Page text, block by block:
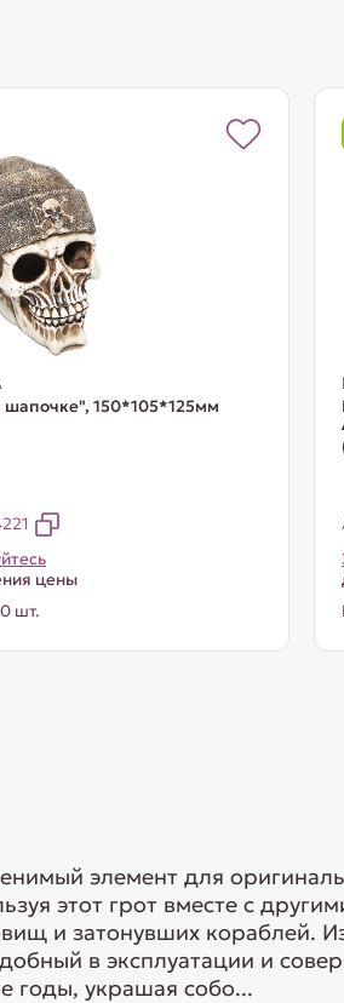
шапочке", 150*105*125мм
цены
шт.
элемент для
этот грот вместе с
и затонувших кораблей.
в эксплуатации и
годы, украшая собо...